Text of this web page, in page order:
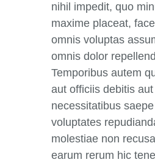
nihil impedit, quo
maxime placeat,
omnis voluptas
omnis dolor
Temporibus autem
aut officiis debitis
necessitatibus
voluptates
molestiae non
earum rerum hic